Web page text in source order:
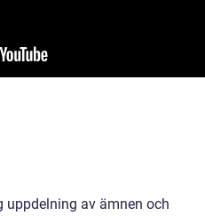
uppdelning av ämnen och